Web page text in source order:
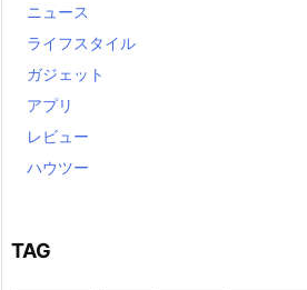
ニュース
ライフスタイル
ガジェット
アプリ
レビュー
ハウツー
TAG